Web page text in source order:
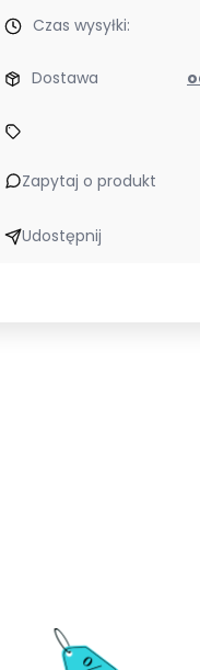
Czas wysyłki:
Dostawa
Zapytaj o produkt
Udostępnij